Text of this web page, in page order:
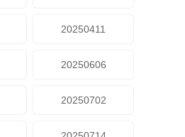
20250411
20250606
20250702